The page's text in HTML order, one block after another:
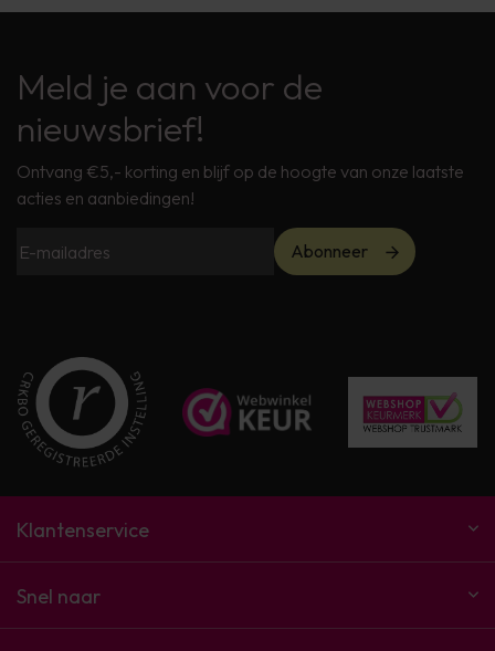
Meld je aan voor de
nieuwsbrief!
Ontvang €5,- korting en blijf op de hoogte van onze laatste
acties en aanbiedingen!
Abonneer
Klantenservice
Snel naar